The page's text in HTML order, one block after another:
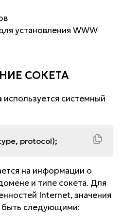
установления WWW
СОКЕТА
используется системный
protocol);
на информации о
и типе сокета. Для
Internet, значения
следующими: